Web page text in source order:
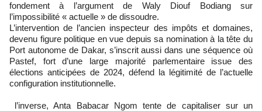
fondement à l’argument de Waly Diouf Bodiang sur
l’impossibilité « actuelle » de dissoudre.
L’intervention de l’ancien inspecteur des impôts et domaines,
devenu figure politique en vue depuis sa nomination à la tête du
Port autonome de Dakar, s’inscrit aussi dans une séquence où
Pastef, fort d’une large majorité parlementaire issue des
élections anticipées de 2024, défend la légitimité de l’actuelle
configuration institutionnelle.
l’inverse, Anta Babacar Ngom tente de capitaliser sur un